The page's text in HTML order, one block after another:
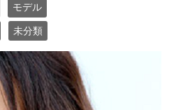
モデル
未分類